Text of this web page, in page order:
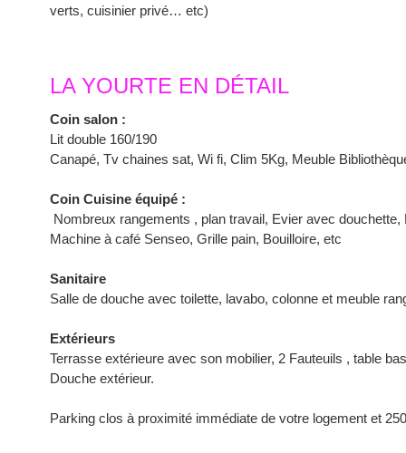
verts, cuisinier privé… etc)
LA YOURTE EN DÉTAIL
Coin salon :
Lit double 160/190
Canapé, Tv chaines sat, Wi fi, Clim 5Kg, Meuble
Coin Cuisine équipé :
Nombreux rangements , plan travail, Evier avec
Machine à café Senseo, Grille pain, Bouilloire, etc
Sanitaire
Salle de douche avec toilette, lavabo, colonne et meuble
Extérieurs
Terrasse extérieure avec son mobilier, 2 Fauteuils , table
Douche extérieur.
Parking clos à proximité immédiate de votre logement et